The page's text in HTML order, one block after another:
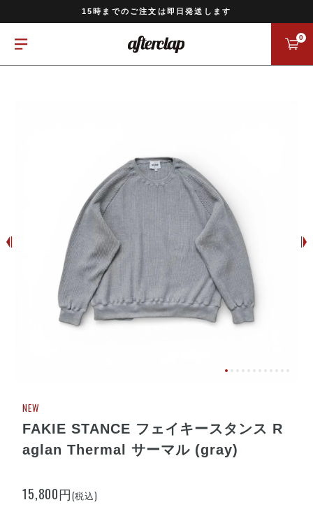
15時までのご注文は即日発送します
0
NEW
FAKIE STANCE フェイキースタンス R
aglan Thermal サーマル (gray)
15,800円(税込)